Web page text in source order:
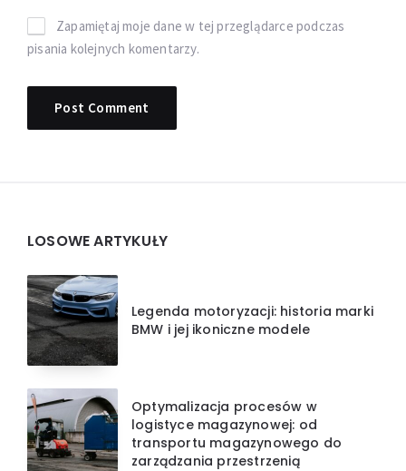
Zapamiętaj moje dane w tej przeglądarce podczas
pisania kolejnych komentarzy.
Widgets
LOSOWE ARTYKUŁY
Legenda motoryzacji: historia marki
BMW i jej ikoniczne modele
Optymalizacja procesów w
logistyce magazynowej: od
transportu magazynowego do
zarządzania przestrzenią